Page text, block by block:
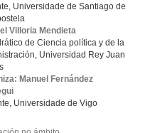
Universidade de Santiago de
Villoria Mendieta
de Ciencia política y de la
Universidad Rey Juan
Manuel Fernández
Universidade de Vigo